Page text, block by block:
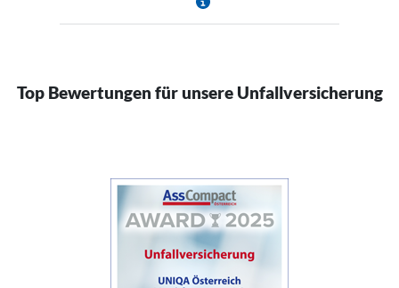
Top Bewertungen für unsere Unfallversicherung